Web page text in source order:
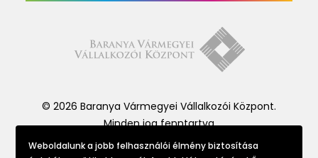
© 2026 Baranya Vármegyei Vállalkozói Központ.
Minden jog fenntartva
Weboldalunk a jobb felhasználói élmény biztosítása